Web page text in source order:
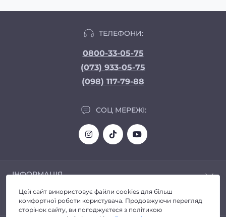
ТЕЛЕФОНИ:
0800-33-05-75
(073) 933-05-75
(098) 117-79-88
СОЦ МЕРЕЖІ:
ІНФОРМАЦІЯ
Доставка та Оплата
Про магазин
ПОПУЛЯРНЕ
Цей сайт використовує файли cookies для більш
комфортної роботи користувача. Продовжуючи перегляд
сторінок сайту, ви погоджуєтеся з політикою